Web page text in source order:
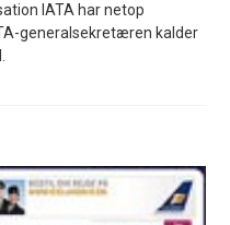
IATA har netop
generalsekretæren kalder